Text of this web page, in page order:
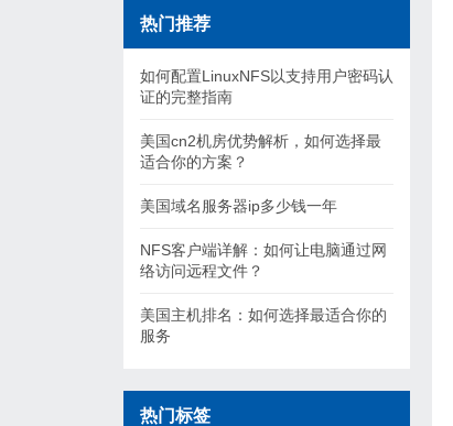
热门推荐
如何配置LinuxNFS以支持用户密码认
证的完整指南
美国cn2机房优势解析，如何选择最
适合你的方案？
美国域名服务器ip多少钱一年
NFS客户端详解：如何让电脑通过网
络访问远程文件？
美国主机排名：如何选择最适合你的
服务
热门标签